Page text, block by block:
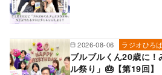
2026-08-06 ラジオひろ
ブルブルくん20歳に
ル祭り」🎂【第19回】